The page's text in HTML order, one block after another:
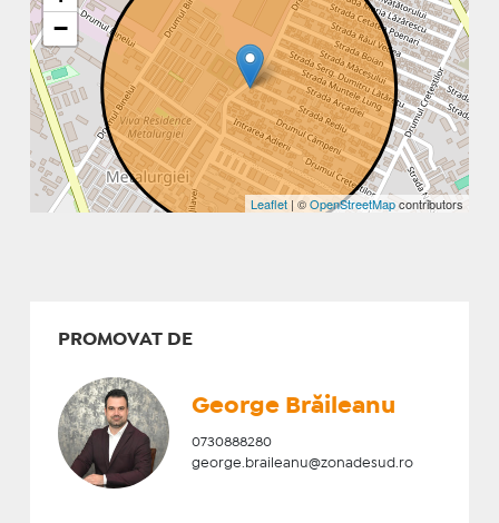
−
Leaflet | ©OpenStreetMapcontributors
PROMOVAT DE
George Brăileanu
0730888280
george.braileanu@zonadesud.ro